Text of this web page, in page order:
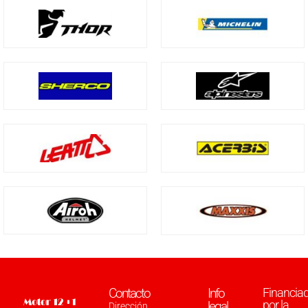
Contacto
Dirección
Info
por la